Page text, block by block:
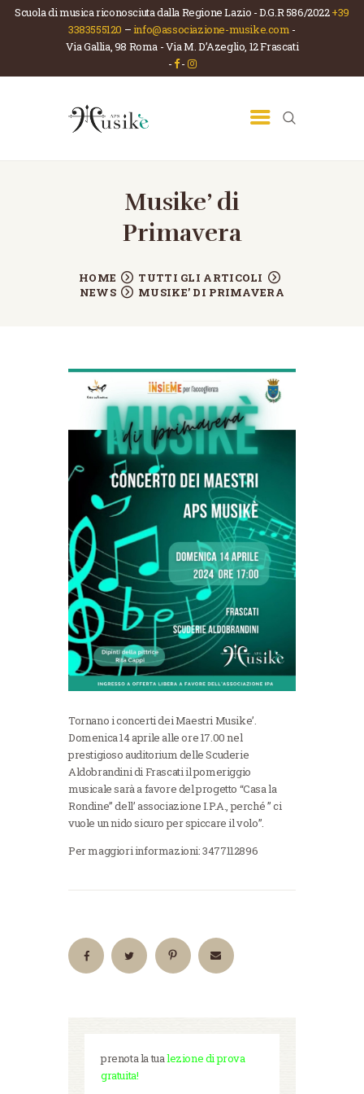
Scuola di musica riconosciuta dalla Regione Lazio - D.G.R 586/2022+39
3383555120 –info@associazione-musike.com -
Via Gallia, 98 Roma - Via M. D’Azeglio, 12 Frascati
- -
Musike’ di
Primavera
HOME
TUTTI GLI ARTICOLI
NEWS
MUSIKE’ DI PRIMAVERA
ASSOCIAZIONE MUSIKÈ
Scuola di musica e teatro
HOME
CHI SIAMO
Tornano i concerti dei Maestri Musike’.
Domenica 14 aprile alle ore 17.00 nel
prestigioso auditorium delle Scuderie
Aldobrandini di Frascati il pomeriggio
musicale sarà a favore del progetto “Casa la
Rondine” dell’ associazione I.P.A., perché ” ci
vuole un nido sicuro per spiccare il volo”.
Per maggiori informazioni: 3477112896
prenota la tualezione di prova
gratuita!